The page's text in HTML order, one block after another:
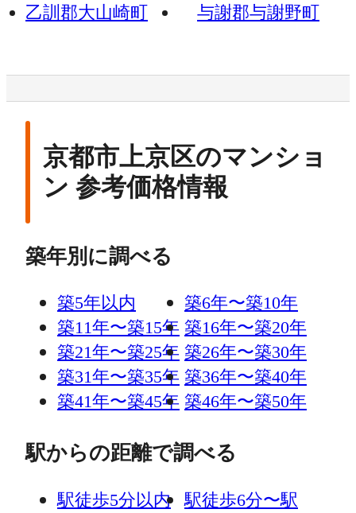
乙訓郡大山崎町 与謝郡与謝野町
京都市上京区のマンショ
ン 参考価格情報
築年別に調べる
築5年以内
築6年〜築10年
築11年〜築15年 築16年〜築20年
築21年〜築25年 築26年〜築30年
築31年〜築35年 築36年〜築40年
築41年〜築45年 築46年〜築50年
駅からの距離で調べる
駅徒歩5分以内
駅徒歩6分〜駅